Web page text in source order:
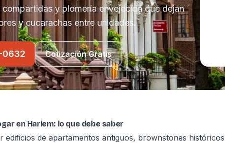
y plomería envejecida que dejan
y cucarachas entre unidades.
0632 Cotización Gratis
en Harlem: lo que debe saber
edificios de apartamentos antiguos, brownstones